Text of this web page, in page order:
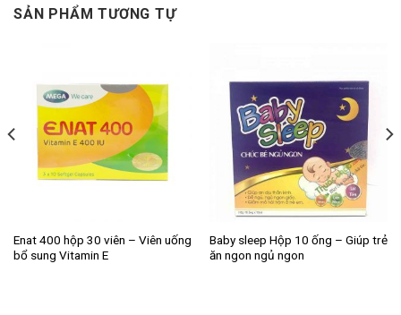
SẢN PHẨM TƯƠNG TỰ
Enat 400 hộp 30 viên – Viên uống
bổ sung Vitamin E
Baby sleep Hộp 10 ống – Giúp trẻ
ăn ngon ngủ ngon